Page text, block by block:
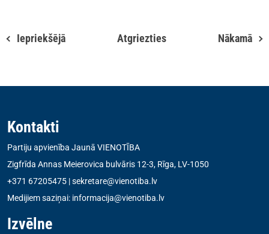
Iepriekšējā Atgriezties Nākamā
Kontakti
Partiju apvienība Jaunā VIENOTĪBA
Zigfrīda Annas Meierovica bulvāris 12-3, Rīga, LV-1050
+371 67205475 |sekretare@vienotiba.lv
Medijiem saziņai: informacija@vienotiba.lv
Izvēlne